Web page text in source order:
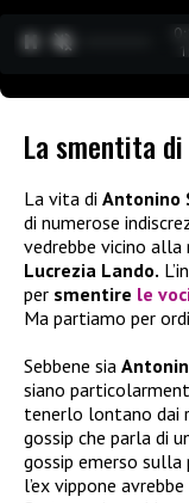
La smentita di
La vita di Antonino
di numerose
vedrebbe vicino alla
Lucrezia Lando.
per smentire le
Ma partiamo per
Sebbene sia
siano
tenerlo lontano dai
gossip che parla di
gossip emerso sulla
l’ex vippone